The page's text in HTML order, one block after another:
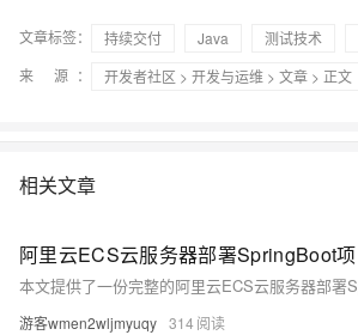
文章标签： 持续交付 Java 测试技术
来 源：
开发者社区 > 开发与运维 > 文章 > 正文
相关文章
游客wmen2wljmyuqy 314